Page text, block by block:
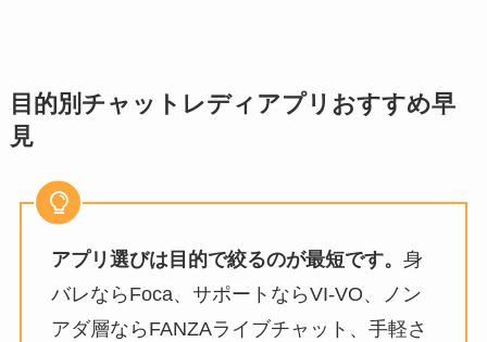
目的別チャットレディアプリおすすめ早
見
アプリ選びは目的で絞るのが最短です。 身
バレならFoca、サポートならVI-VO、ノン
アダ層ならFANZAライブチャット、手軽さ